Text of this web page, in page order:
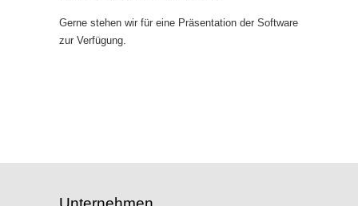
Gerne stehen wir für eine Präsentation der Software
zur Verfügung.